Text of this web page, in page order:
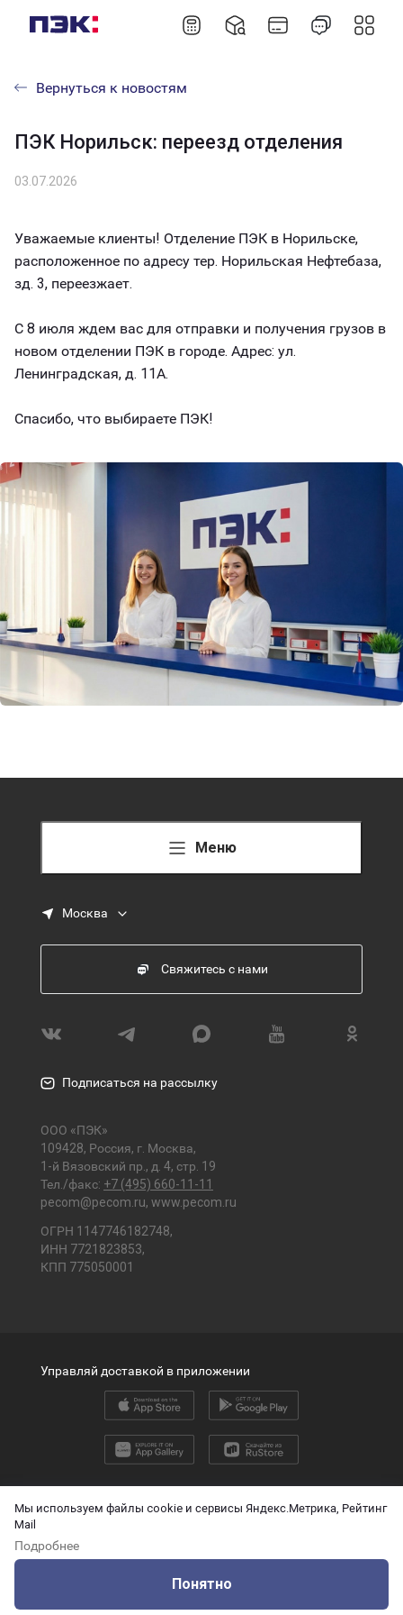
Мы используем файлы cookie и сервисы Яндекс.Метрика, Рейтинг
Mail
Подробнее
Понятно
Вернуться к новостям
ПЭК Норильск: переезд отделения
03.07.2026
Уважаемые клиенты! Отделение ПЭК в Норильске,
расположенное по адресу тер. Норильская Нефтебаза,
зд. 3, переезжает.
С 8 июля ждем вас для отправки и получения грузов в
новом отделении ПЭК в городе. Адрес: ул.
Ленинградская, д. 11А.
Спасибо, что выбираете ПЭК!
Меню
Москва
Свяжитесь с нами
Подписаться на рассылку
ООО «ПЭК»
109428, Россия, г. Москва,
1-й Вязовский пр., д. 4, стр. 19
Тел./факс: +7 (495) 660-11-11
pecom@pecom.ru, www.pecom.ru
ОГРН 1147746182748,
ИНН 7721823853,
КПП 775050001
2026 © ООО «ПЭК»
О защите персональных данных
Технические данные для ИИ
Управляй доставкой в приложении